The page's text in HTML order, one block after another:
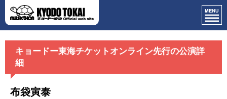
キョードー東海チケットオンライン先行の公演詳
細
布袋寅泰